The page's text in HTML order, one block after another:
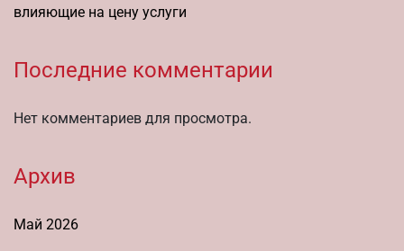
влияющие на цену услуги
Последние комментарии
Нет комментариев для просмотра.
Архив
Май 2026